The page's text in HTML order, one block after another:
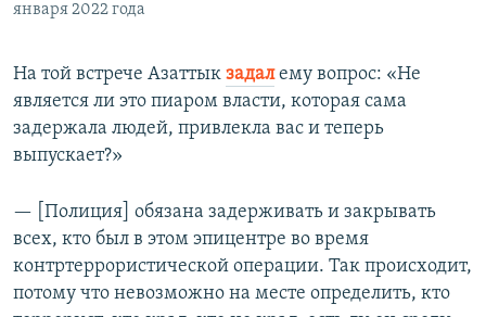
января 2022 года
На той встрече Азаттык задалему вопрос: «Не
является ли это пиаром власти, которая сама
задержала людей, привлекла вас и теперь
выпускает?»
— [Полиция] обязана задерживать и закрывать
всех, кто был в этом эпицентре во время
контртеррористической операции. Так происходит,
потому что невозможно на месте определить, кто